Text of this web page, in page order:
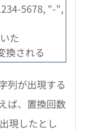
5678, "-",
た
換される
列が出現する
ば、置換回数
現したとし